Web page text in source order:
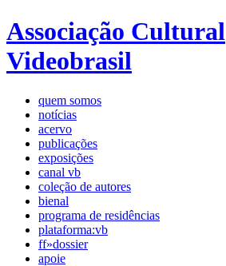
Associação Cultural
Videobrasil
quem somos
notícias
acervo
publicações
exposições
canal vb
coleção de autores
bienal
programa de residências
plataforma:vb
ff»dossier
apoie